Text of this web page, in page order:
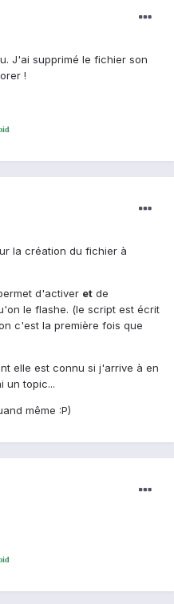
J'ai supprimé le fichier son
!
la création du fichier à
d'activer et de
le flashe. (le script est écrit
c'est la première fois que
elle est connu si j'arrive à en
un topic...
même :P)